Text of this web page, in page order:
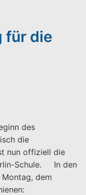
für die
des
die
nun offiziell die
Schule. In den
dem